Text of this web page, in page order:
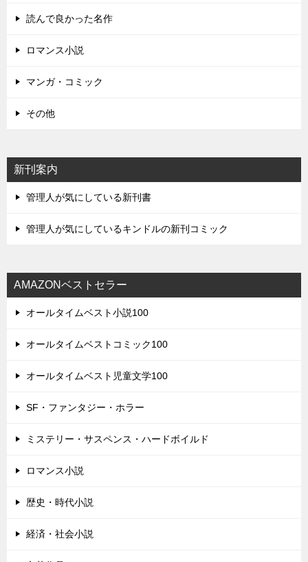
読んで良かった名作
ロマンス小説
マンガ・コミック
その他
新刊案内
管理人が気にしている新刊書
管理人が気にしているキンドルの新刊コミック
AMAZONベストセラー
オールタイムベスト小説100
オールタイムベストコミック100
オールタイムベスト児童文学100
SF・ファンタジー・ホラー
ミステリー・サスペンス・ハードボイルド
ロマンス小説
歴史・時代小説
経済・社会小説